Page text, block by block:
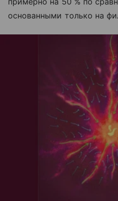
основанными только на